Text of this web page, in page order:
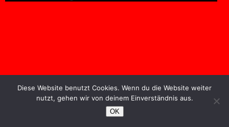
Diese Website benutzt Cookies. Wenn du die Website weiter
nutzt, gehen wir von deinem Einverständnis aus.
OK